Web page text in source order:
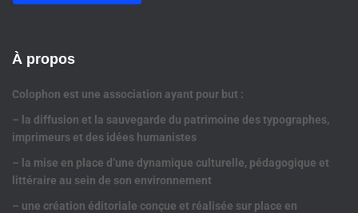
À propos
Colophon est une association ayant pour but :
– la diffusion et la sauvegarde du patrimoine des typographes,
imprimeurs et des idées humanistes
– la mise en place d’une dynamique culturelle, pédagogique et
littéraire au sein de son environnement
– une création éditoriale conçue et réalisée sur place en